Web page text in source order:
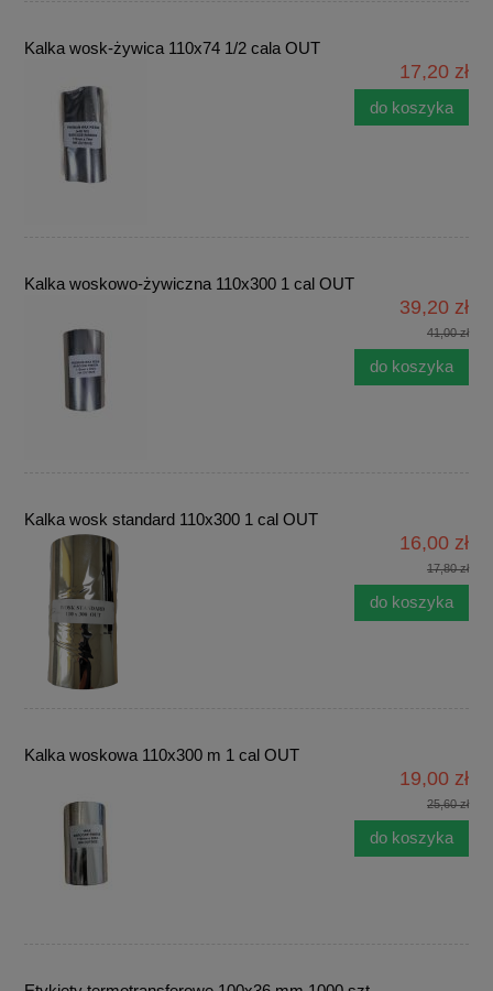
Kalka wosk-żywica 110x74 1/2 cala OUT
17,20 zł
do koszyka
Kalka woskowo-żywiczna 110x300 1 cal OUT
39,20 zł
41,00 zł
do koszyka
Kalka wosk standard 110x300 1 cal OUT
16,00 zł
17,80 zł
do koszyka
Kalka woskowa 110x300 m 1 cal OUT
19,00 zł
25,60 zł
do koszyka